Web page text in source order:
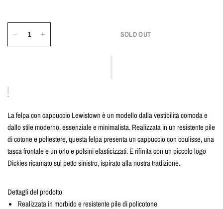
SOLD OUT
La felpa con cappuccio Lewistown è un modello dalla vestibilità comoda e
dallo stile moderno, essenziale e minimalista. Realizzata in un resistente pile
di cotone e poliestere, questa felpa presenta un cappuccio con coulisse, una
tasca frontale e un orlo e polsini elasticizzati. È rifinita con un piccolo logo
Dickies ricamato sul petto sinistro, ispirato alla nostra tradizione.
Dettagli del prodotto
Realizzata in morbido e resistente pile di policotone